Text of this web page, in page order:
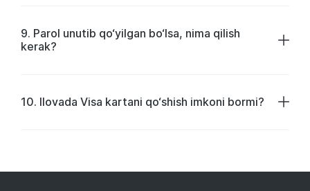
9. Parol unutib qo‘yilgan bo‘lsa, nima qilish
kerak?
10. Ilovada Visa kartani qo‘shish imkoni bormi?